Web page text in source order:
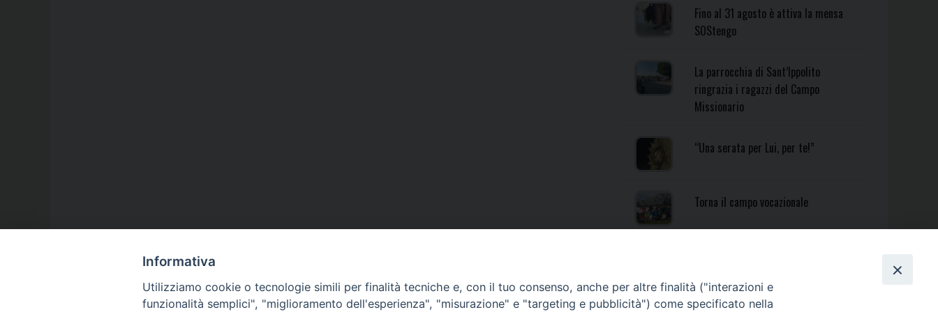
Fino al 31 agosto è attiva la mensa
SOStengo
La parrocchia di Sant’Ippolito
ringrazia i ragazzi del Campo
Missionario
“Una serata per Lui, per te!”
Torna il campo vocazionale
Informativa
Utilizziamo cookie o tecnologie simili per finalità tecniche e, con il tuo consenso, anche per altre finalità ("interazioni e
funzionalità semplici", "miglioramento dell'esperienza", "misurazione" e "targeting e pubblicità") come specificato nella